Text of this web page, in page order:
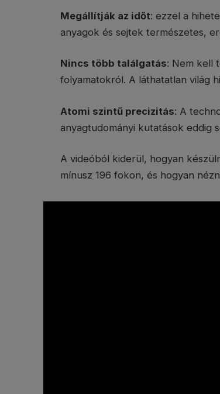
Megállítják az időt: ezzel a
anyagok és sejtek természetes,
Nincs több találgatás: Nem kell
folyamatokról. A láthatatlan világ
Atomi szintű precizitás: A
anyagtudományi kutatások eddig
A videóból kiderül, hogyan
mínusz 196 fokon, és hogyan